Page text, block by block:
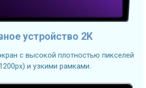
устройство 2K
с высокой плотностью пикселей
и узкими рамками.